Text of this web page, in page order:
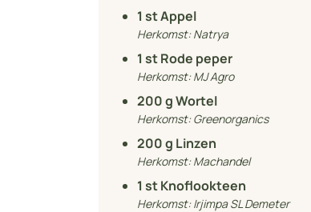
1 st Appel
Herkomst:Natrya
1 st Rode peper
Herkomst:MJ Agro
200g Wortel
Herkomst:Greenorganics
200g Linzen
Herkomst:Machandel
1 st Knoflookteen
Herkomst:Irjimpa SL Demeter